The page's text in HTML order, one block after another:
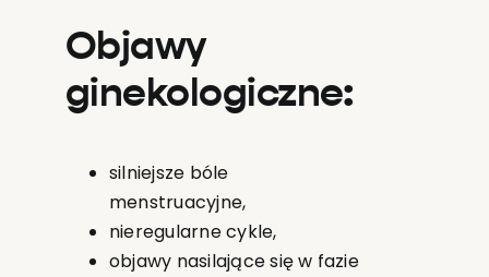
Objawy
ginekologiczne:
silniejsze bóle
menstruacyjne,
nieregularne cykle,
objawy nasilające się w fazie